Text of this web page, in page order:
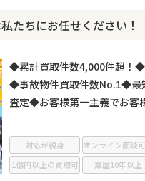
たちにお任せください！
◆累計買取件数4,000件超！◆
◆事故物件買取件数No.1◆最
査定◆お客様第一主義でお
対応が親身 オンライン面談
1億円以上の買取可
業歴10年以上